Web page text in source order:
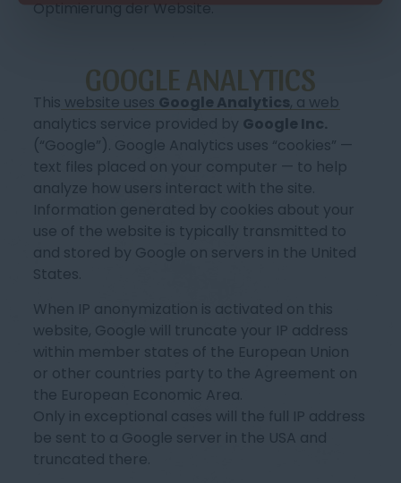
Optimierung der Website.
GOOGLE ANALYTICS
This website uses Google Analytics, a web
analytics service provided by Google Inc.
(“Google”). Google Analytics uses “cookies” —
text files placed on your computer — to help
analyze how users interact with the site.
Information generated by cookies about your
use of the website is typically transmitted to
and stored by Google on servers in the United
States.
When IP anonymization is activated on this
website, Google will truncate your IP address
within member states of the European Union
or other countries party to the Agreement on
the European Economic Area.
Only in exceptional cases will the full IP address
be sent to a Google server in the USA and
truncated there.